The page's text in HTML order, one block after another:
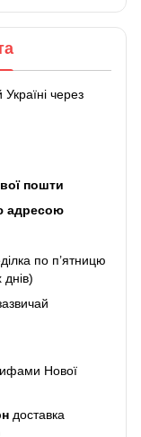
через
пошти
адресою
по п’ятницю
днів)
Нової
доставка